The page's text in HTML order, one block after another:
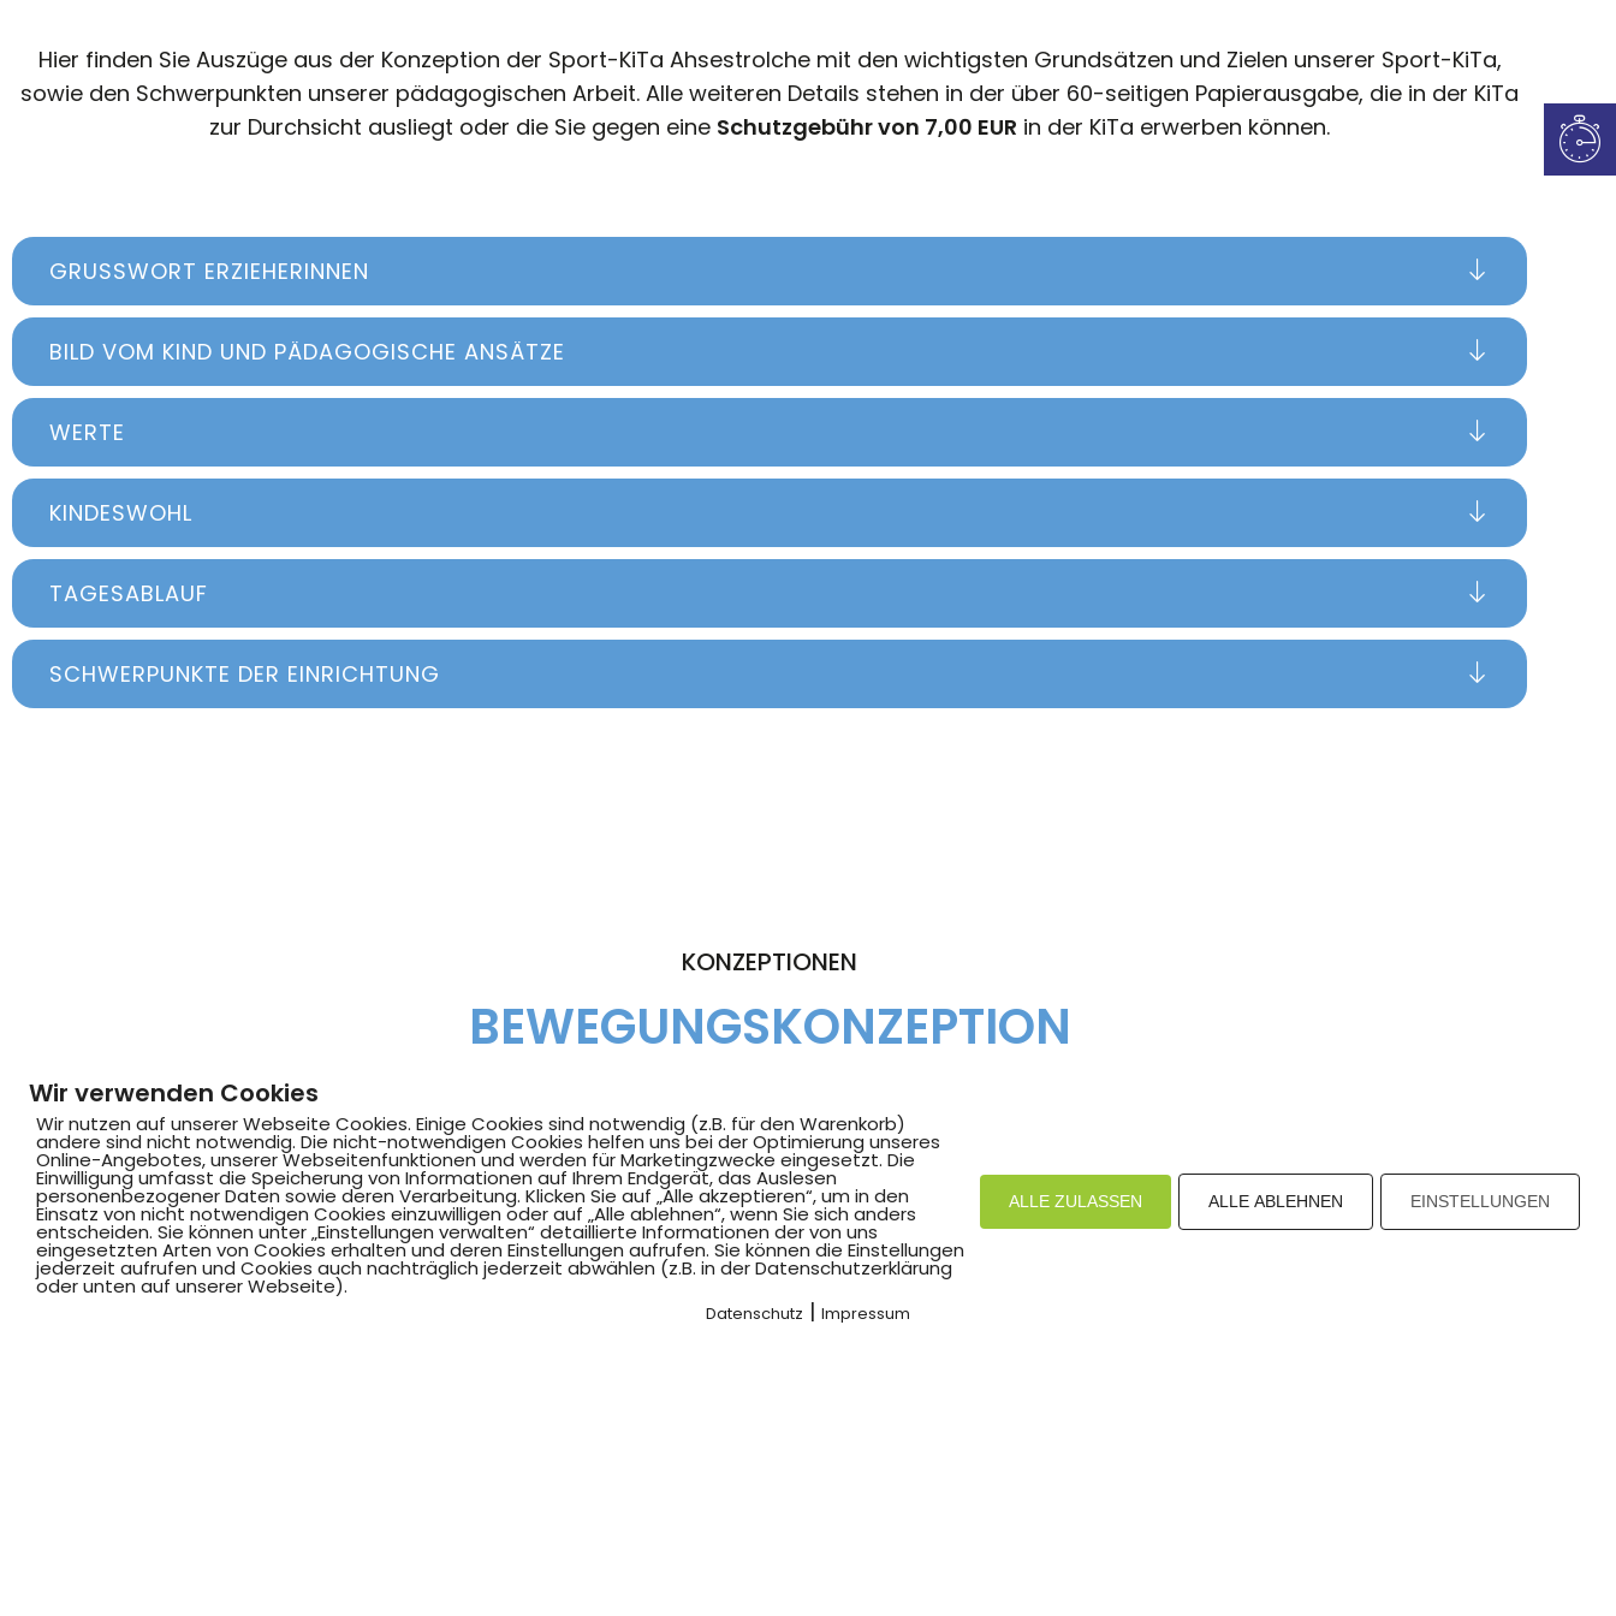
Hier finden Sie Auszüge aus der Konzeption der Sport-KiTa Ahsestrolche mit den wichtigsten Grundsätzen und Zielen unserer Sport-KiTa,
sowie den Schwerpunkten unserer pädagogischen Arbeit. Alle weiteren Details stehen in der über 60-seitigen Papierausgabe, die in der KiTa
zur Durchsicht ausliegt oder die Sie gegen eine Schutzgebühr von 7,00 EUR in der KiTa erwerben können.
GRUSSWORT ERZIEHERINNEN
BILD VOM KIND UND PÄDAGOGISCHE ANSÄTZE
WERTE
KINDESWOHL
TAGESABLAUF
SCHWERPUNKTE DER EINRICHTUNG
KONZEPTIONEN
BEWEGUNGSKONZEPTION
BEWEGUNG: DEFINITION UND ERKLÄRUNG
BEWEGUNG UND ENTWICKLUNG
Wir verwenden Cookies
Wir nutzen auf unserer Webseite Cookies. Einige Cookies sind notwendig (z.B. für den Warenkorb)
andere sind nicht notwendig. Die nicht-notwendigen Cookies helfen uns bei der Optimierung unseres
Online-Angebotes, unserer Webseitenfunktionen und werden für Marketingzwecke eingesetzt. Die
Einwilligung umfasst die Speicherung von Informationen auf Ihrem Endgerät, das Auslesen
personenbezogener Daten sowie deren Verarbeitung. Klicken Sie auf „Alle akzeptieren“, um in den
Einsatz von nicht notwendigen Cookies einzuwilligen oder auf „Alle ablehnen“, wenn Sie sich anders
entscheiden. Sie können unter „Einstellungen verwalten“ detaillierte Informationen der von uns
eingesetzten Arten von Cookies erhalten und deren Einstellungen aufrufen. Sie können die Einstellungen
jederzeit aufrufen und Cookies auch nachträglich jederzeit abwählen (z.B. in der Datenschutzerklärung
oder unten auf unserer Webseite).
ALLE ZULASSEN ALLE ABLEHNEN EINSTELLUNGEN
Datenschutz | Impressum